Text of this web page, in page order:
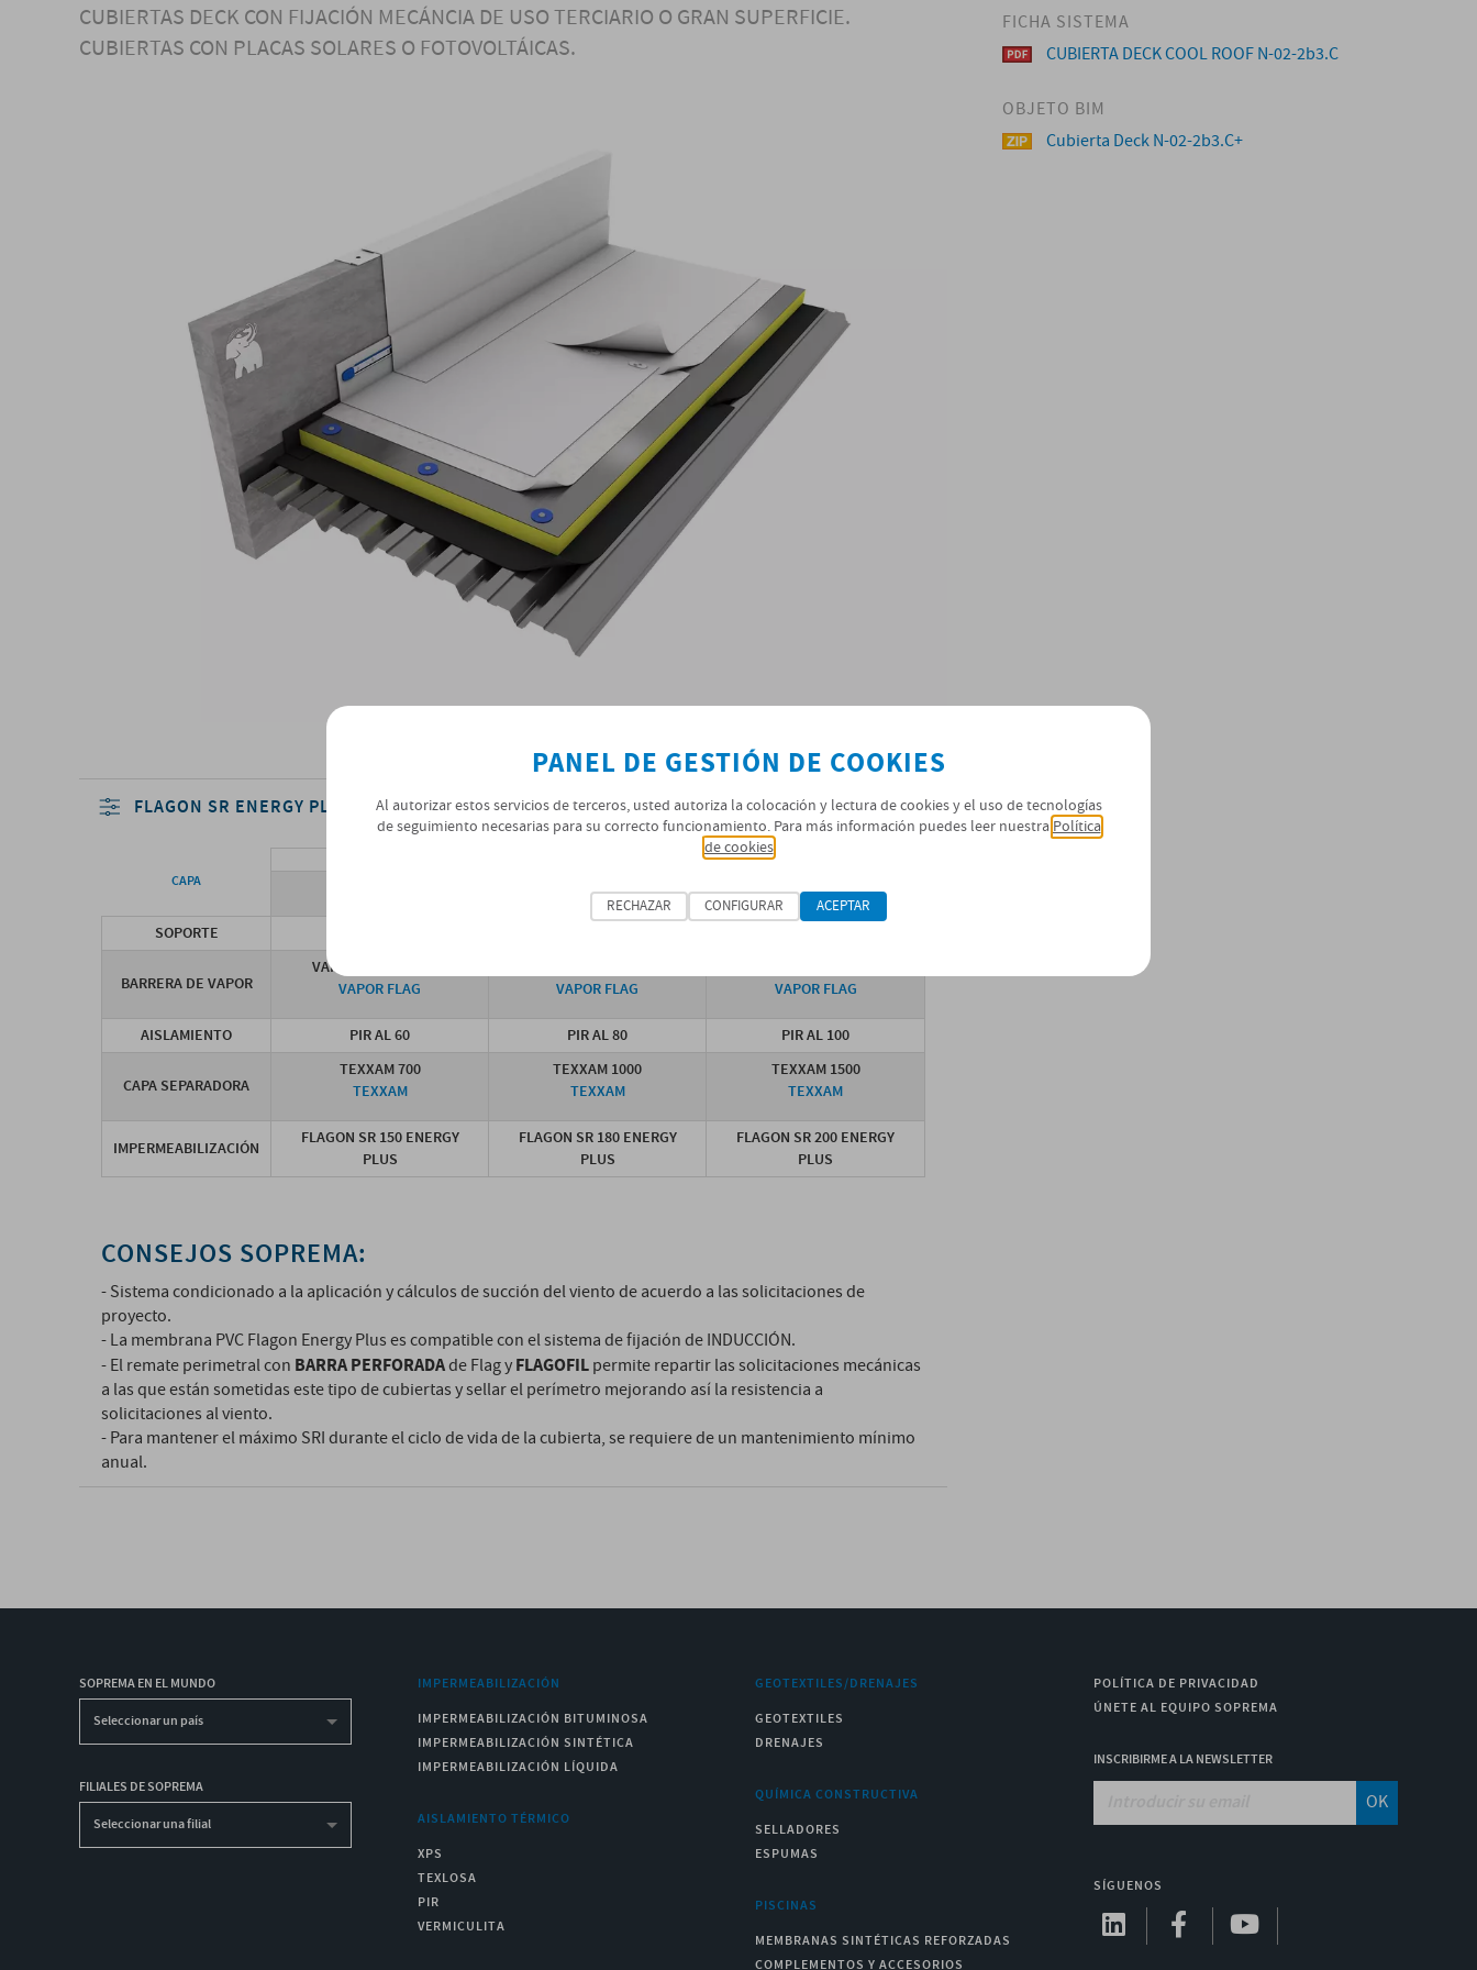
CUBIERTAS DECK CON FIJACIÓN MECÁNCIA DE USO TERCIARIO O GRAN SUPERFICIE.
CUBIERTAS CON PLACAS SOLARES O FOTOVOLTÁICAS.
FLAGON SR ENERGY PLUS
CAPA
SISTEMA ÓPTIMO
SISTEMA REFORZADO
SOPORTE
BARRERA DE VAPOR
VAPOR FLAG 0,2 mm
VAPOR FLAG
VAPOR FLAG
VAPOR FLAG
AISLAMIENTO PIR AL 60 PIR AL 80 PIR AL 100
CAPA SEPARADORA
TEXXAM 700
TEXXAM
TEXXAM 1000
TEXXAM
TEXXAM 1500
TEXXAM
IMPERMEABILIZACIÓN
FLAGON SR 150 ENERGY
PLUS
FLAGON SR 180 ENERGY
PLUS
FLAGON SR 200 ENERGY
PLUS
CONSEJOS SOPREMA:
- Sistema condicionado a la aplicación y cálculos de succión del viento de acuerdo a las solicitaciones de
proyecto.
- La membrana PVC Flagon Energy Plus es compatible con el sistema de fijación de INDUCCIÓN.
- El remate perimetral con BARRA PERFORADAde Flag yFLAGOFILpermite repartir las solicitaciones mecánicas
a las que están sometidas este tipo de cubiertas y sellar el perímetro mejorando así la resistencia a
solicitaciones al viento.
- Para mantener el máximo SRI durante el ciclo de vida de la cubierta, se requiere de un mantenimiento mínimo
anual.
FICHA SISTEMA
CUBIERTA DECK COOL ROOF N-02-2b3.C
OBJETO BIM
Cubierta Deck N-02-2b3.C+
SOPREMA EN EL MUNDO
Seleccionar un país
FILIALES DE SOPREMA
Seleccionar una filial
IMPERMEABILIZACIÓN
IMPERMEABILIZACIÓN BITUMINOSA
IMPERMEABILIZACIÓN SINTÉTICA
IMPERMEABILIZACIÓN LÍQUIDA
AISLAMIENTO TÉRMICO
XPS
TEXLOSA
PIR
VERMICULITA
GEOTEXTILES/DRENAJES
GEOTEXTILES
DRENAJES
QUÍMICA CONSTRUCTIVA
SELLADORES
ESPUMAS
PISCINAS
MEMBRANAS SINTÉTICAS REFORZADAS
COMPLEMENTOS Y ACCESORIOS
POLÍTICA DE PRIVACIDAD
ÚNETE AL EQUIPO SOPREMA
INSCRIBIRME A LA NEWSLETTER
OK
SÍGUENOS
PANEL DE GESTIÓN DE COOKIES
Al autorizar estos servicios de terceros, usted autoriza la colocación y lectura de cookies y el uso de tecnologías
de seguimiento necesarias para su correcto funcionamiento. Para más información puedes leer nuestra Política
de cookies
RECHAZAR CONFIGURAR ACEPTAR